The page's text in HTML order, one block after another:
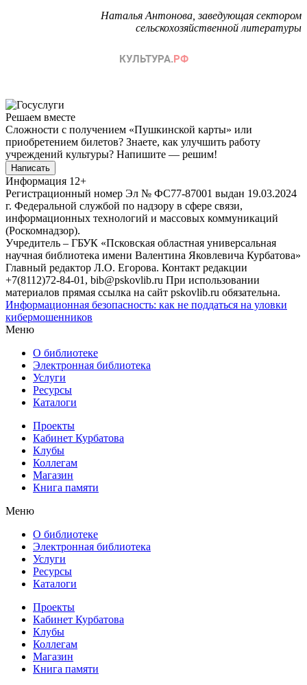
Наталья Антонова, заведующая сектором
сельскохозяйственной литературы
Решаем вместе
Сложности с получением «Пушкинской карты» или
приобретением билетов? Знаете, как улучшить работу
учреждений культуры? Напишите — решим!
Написать
Информация 12+
Регистрационный номер Эл № ФС77-87001 выдан 19.03.2024
г. Федеральной службой по надзору в сфере связи,
информационных технологий и массовых коммуникаций
(Роскомнадзор).
Учредитель – ГБУК «Псковская областная универсальная
научная библиотека имени Валентина Яковлевича Курбатова»
Главный редактор Л.О. Егорова. Контакт редакции
+7(8112)72-84-01, bib@pskovlib.ru При использовании
материалов прямая ссылка на сайт pskovlib.ru обязательна.
Информационная безопасность: как не поддаться на уловки
кибермошенников
Меню
О библиотеке
Электронная библиотека
Услуги
Ресурсы
Каталоги
Проекты
Кабинет Курбатова
Клубы
Коллегам
Магазин
Книга памяти
Меню
О библиотеке
Электронная библиотека
Услуги
Ресурсы
Каталоги
Проекты
Кабинет Курбатова
Клубы
Коллегам
Магазин
Книга памяти